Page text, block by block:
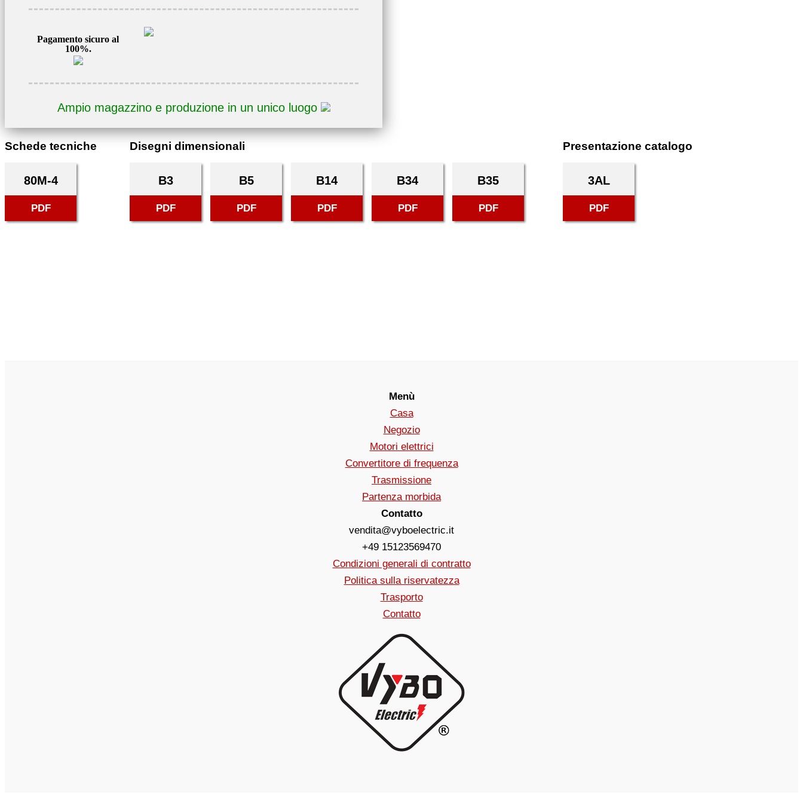
Pagamento sicuro al
100%.
Ampio magazzino e produzione in un unico luogo
Schede tecniche
80M-4
PDF
Disegni dimensionali
B3
PDF
B5
PDF
B14
PDF
B34
PDF
B35
PDF
Presentazione catalogo
3AL
PDF
Menù
Casa
Negozio
Motori elettrici
Convertitore di frequenza
Trasmissione
Partenza morbida
Contatto
vendita@vyboelectric.it
+49 15123569470
Condizioni generali di contratto
Politica sulla riservatezza
Trasporto
Contatto